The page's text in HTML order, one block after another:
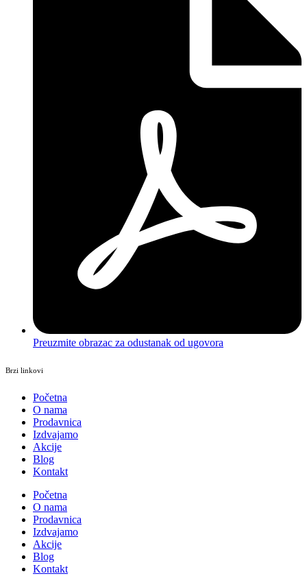
Preuzmite obrazac za odustanak od ugovora
Brzi linkovi
Početna
O nama
Prodavnica
Izdvajamo
Akcije
Blog
Kontakt
Početna
O nama
Prodavnica
Izdvajamo
Akcije
Blog
Kontakt